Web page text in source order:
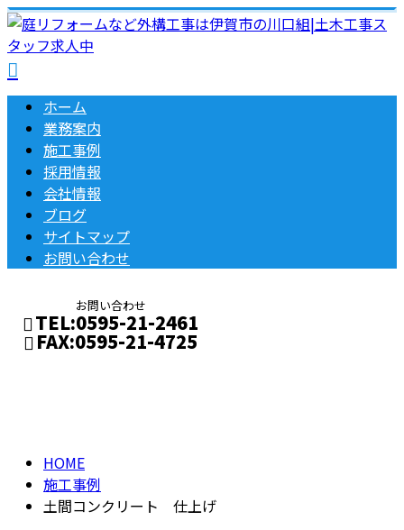
ホーム
業務案内
施工事例
採用情報
会社情報
ブログ
サイトマップ
お問い合わせ
お問い合わせ
TEL:0595-21-2461
FAX:0595-21-4725
HOME
施工事例
土間コンクリート 仕上げ